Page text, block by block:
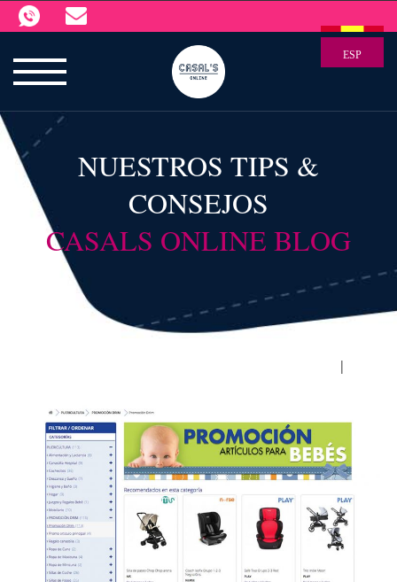
ESP
NUESTROS TIPS &
CONSEJOS
CASALS ONLINE BLOG
|